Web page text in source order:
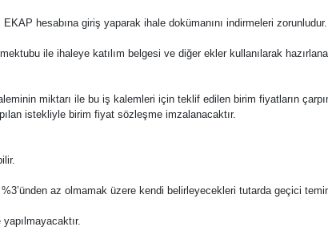
hesabına giriş yaparak ihale dokümanını indirmeleri zorunludur.
ile ihaleye katılım belgesi ve diğer ekler kullanılarak
miktarı ile bu iş kalemleri için teklif edilen birim fiyatların
istekliyle birim fiyat sözleşme imzalanacaktır.
az olmamak üzere kendi belirleyecekleri tutarda geçici